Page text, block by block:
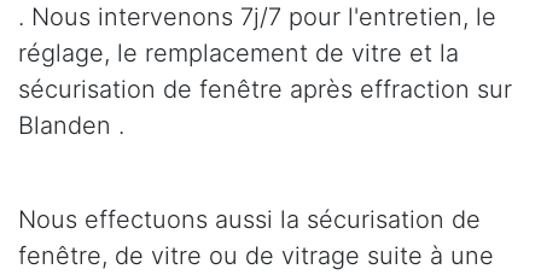
. Nous intervenons 7j/7 pour l'entretien, le
réglage, le remplacement de vitre et la
sécurisation de fenêtre après effraction sur
Blanden .
Nous effectuons aussi la sécurisation de
fenêtre, de vitre ou de vitrage suite à une